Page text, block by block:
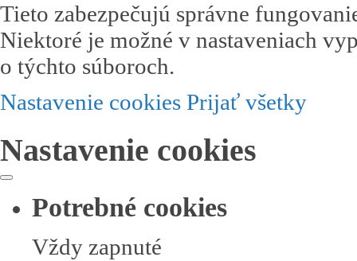
Tieto zabezpečujú správne
Niektoré je možné v nastaveniach
o týchto súboroch.
Nastavenie cookies Prijať všetky
Nastavenie cookies
Potrebné cookies
Vždy zapnuté